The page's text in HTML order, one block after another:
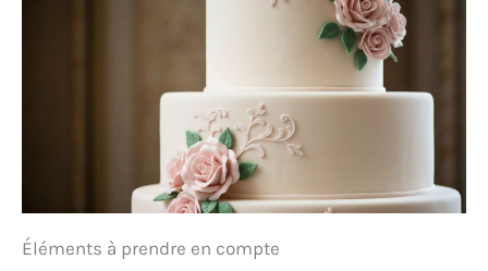
Éléments à prendre en compte